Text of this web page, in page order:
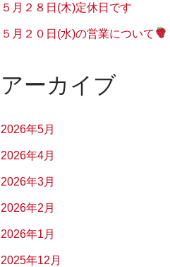
５月２８日(木)定休日です
５月２０日(水)の営業について
アーカイブ
2026年5月
2026年4月
2026年3月
2026年2月
2026年1月
2025年12月